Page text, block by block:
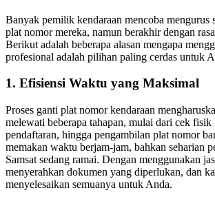
Banyak pemilik kendaraan mencoba mengurus
plat nomor mereka, namun berakhir dengan
Berikut adalah beberapa alasan mengapa
profesional adalah pilihan paling cerdas untuk
1. Efisiensi Waktu yang Maksimal
Proses ganti plat nomor kendaraan
melewati beberapa tahapan, mulai dari cek fisik
pendaftaran, hingga pengambilan plat nomor
memakan waktu berjam-jam, bahkan seharian
Samsat sedang ramai. Dengan menggunakan
menyerahkan dokumen yang diperlukan, dan
menyelesaikan semuanya untuk Anda.